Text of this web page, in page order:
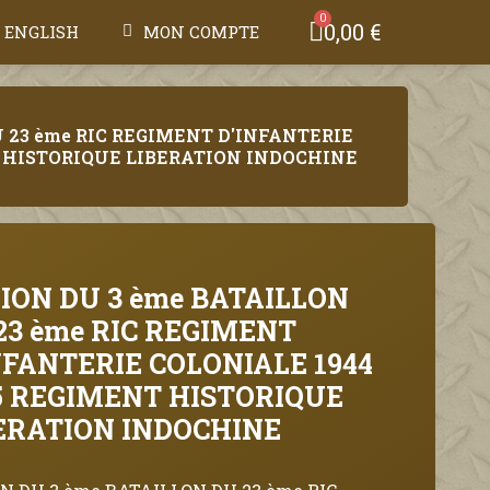
ENGLISH MON COMPTE 0,00 €
ème RIC REGIMENT D'INFANTERIE
LIBERATION INDOCHINE
DU 3 ème BATAILLON
ème RIC REGIMENT
COLONIALE 1944
REGIMENT HISTORIQUE
INDOCHINE